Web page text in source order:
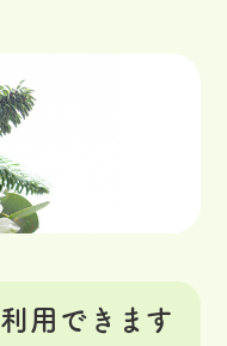
用できます